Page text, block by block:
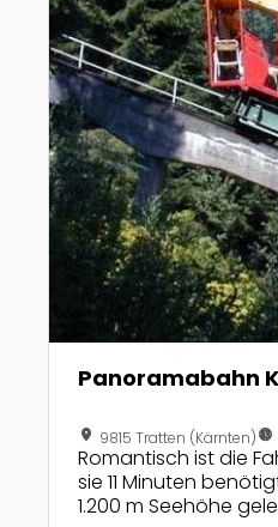
Panoramabahn
location_on 9815 Tratten (Kärnten)nest_clock_farsight_analog
Romantisch ist die
sie 11 Minuten
1.200 m Seehöhe